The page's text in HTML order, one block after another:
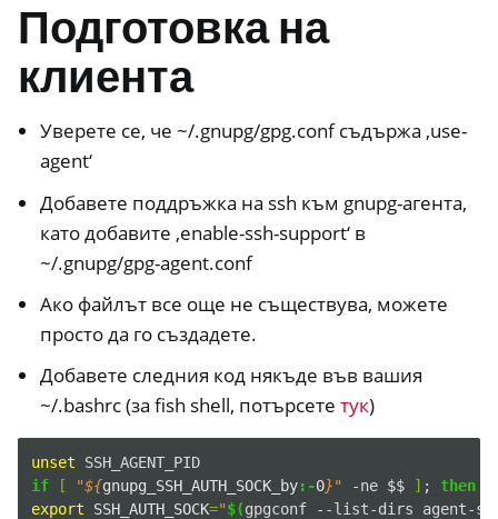
navigation of OpenVPN
navigation of Влизане от настолен компютър
navigation of SSH
Подготовка на
клиента
Уверете се, че ~/.gnupg/gpg.conf съдържа ‚use-
agent‘
Добавете поддръжка на ssh към gnupg-агента,
като добавите ‚enable-ssh-support‘ в
~/.gnupg/gpg-agent.conf
Ако файлът все още не съществува, можете
просто да го създадете.
Добавете следния код някъде във вашия
~/.bashrc (за fish shell, потърсететук)
unset
if
[ "${gnupg_SSH_AUTH_SOCK_by:-0}" -ne $$ ] ;
then
export
SSH_AUTH_SOCK="$(gpgconf --list-dirs
agent-